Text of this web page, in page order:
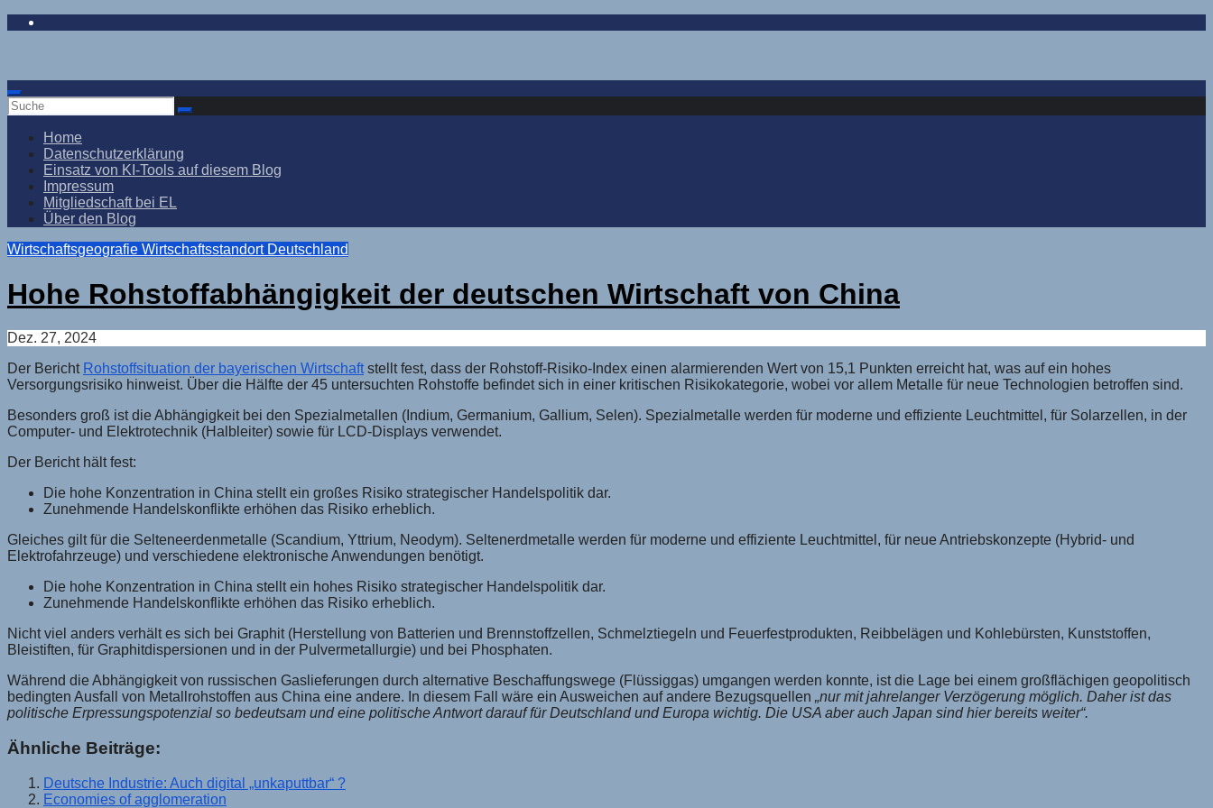
Zum
Home
Datenschutzerklärung
Einsatz von KI-Tools auf diesem Blog
Impressum
Mitgliedschaft bei EL
Über den Blog
Wirtschaftsgeografie Wirtschaftsstandort Deutschland
Hohe Rohstoffabhängigkeit der deutschen Wirtschaft von China
Dez. 27, 2024
Der Bericht Rohstoffsituation der bayerischen Wirtschaftstellt fest, dass der Rohstoff-Risiko-Index einen alarmierenden Wert von 15,1 Punkten erreicht hat, was auf ein hohes
Versorgungsrisiko hinweist. Über die Hälfte der 45 untersuchten Rohstoffe befindet sich in einer kritischen Risikokategorie, wobei vor allem Metalle für neue Technologien betroffen sind.
Besonders groß ist die Abhängigkeit bei den Spezialmetallen (Indium, Germanium, Gallium, Selen). Spezialmetalle werden für moderne und effiziente Leuchtmittel, für Solarzellen, in der
Computer- und Elektrotechnik (Halbleiter) sowie für LCD-Displays verwendet.
Der Bericht hält fest:
Die hohe Konzentration in China stellt ein großes Risiko strategischer Handelspolitik dar.
Zunehmende Handelskonflikte erhöhen das Risiko erheblich.
Gleiches gilt für die Selteneerdenmetalle (Scandium, Yttrium, Neodym). Seltenerdmetalle werden für moderne und effiziente Leuchtmittel, für neue Antriebskonzepte (Hybrid- und
Elektrofahrzeuge) und verschiedene elektronische Anwendungen benötigt.
Die hohe Konzentration in China stellt ein hohes Risiko strategischer Handelspolitik dar.
Zunehmende Handelskonflikte erhöhen das Risiko erheblich.
Nicht viel anders verhält es sich bei Graphit (Herstellung von Batterien und Brennstoffzellen, Schmelztiegeln und Feuerfestprodukten, Reibbelägen und Kohlebürsten, Kunststoffen,
Bleistiften, für Graphitdispersionen und in der Pulvermetallurgie) und bei Phosphaten.
Während die Abhängigkeit von russischen Gaslieferungen durch alternative Beschaffungswege (Flüssiggas) umgangen werden konnte, ist die Lage bei einem großflächigen geopolitisch
bedingten Ausfall von Metallrohstoffen aus China eine andere. In diesem Fall wäre ein Ausweichen auf andere Bezugsquellen „nur mit jahrelanger Verzögerung möglich. Daher ist das
politische Erpressungspotenzial so bedeutsam und eine politische Antwort darauf für Deutschland und Europa wichtig. Die USA aber auch Japan sind hier bereits weiter“.
Ähnliche Beiträge:
Deutsche Industrie: Auch digital „unkaputtbar“ ?
Economies of agglomeration